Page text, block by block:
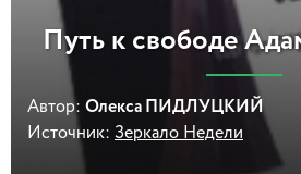
Путь к свободе
Автор: Олекса ПИДЛУЦКИЙ
Источник: Зеркало Недели